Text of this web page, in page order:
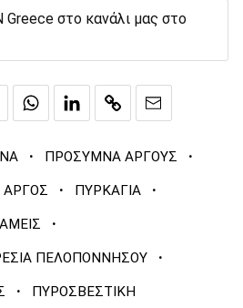
Greece στο κανάλι μας στο
· ΠΡΟΣΥΜΝΑ ΑΡΓΟΥΣ ·
ΑΡΓΟΣ · ΠΥΡΚΑΓΙΑ ·
·
ΠΕΛΟΠΟΝΝΗΣΟΥ ·
· ΠΥΡΟΣΒΕΣΤΙΚΗ